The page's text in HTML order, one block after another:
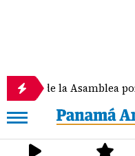
de la Asamblea por